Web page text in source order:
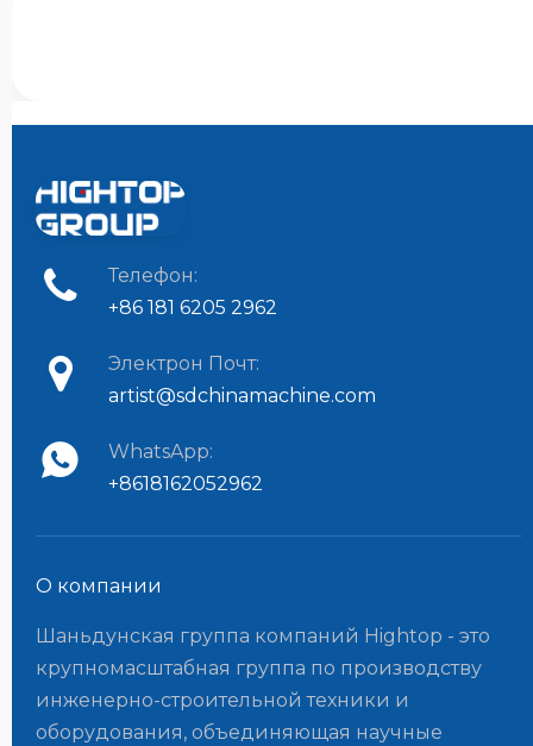
Телефон:
+86 181 6205 2962
Электрон Почт:
artist@sdchinamachine.com
WhatsApp:
+8618162052962
О компании​​​​​​​
Шаньдунская группа компаний Hightop - это
крупномасштабная группа по производству
инженерно-строительной техники и
оборудования, объединяющая научные